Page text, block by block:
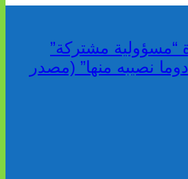
“مسؤولية مشتركة”
نصيبه منها” (مصدر